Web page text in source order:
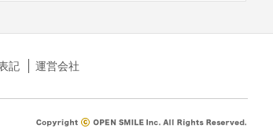
記 運営会社